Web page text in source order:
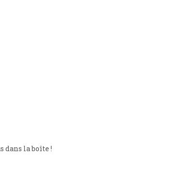
dans la boîte !